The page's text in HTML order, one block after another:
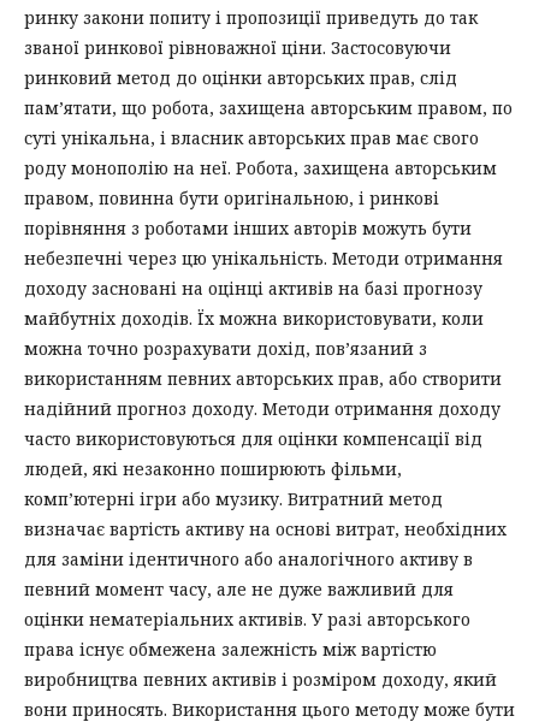
ринку закони попиту і пропозиції приведуть до так
званої ринкової рівноважної ціни. Застосовуючи
ринковий метод до оцінки авторських прав, слід
пам’ятати, що робота, захищена авторським правом, по
суті унікальна, і власник авторських прав має свого
роду монополію на неї. Робота, захищена авторським
правом, повинна бути оригінальною, і ринкові
порівняння з роботами інших авторів можуть бути
небезпечні через цю унікальність. Методи отримання
доходу засновані на оцінці активів на базі прогнозу
майбутніх доходів. Їх можна використовувати, коли
можна точно розрахувати дохід, пов’язаний з
використанням певних авторських прав, або створити
надійний прогноз доходу. Методи отримання доходу
часто використовуються для оцінки компенсації від
людей, які незаконно поширюють фільми,
комп’ютерні ігри або музику. Витратний метод
визначає вартість активу на основі витрат, необхідних
для заміни ідентичного або аналогічного активу в
певний момент часу, але не дуже важливий для
оцінки нематеріальних активів. У разі авторського
права існує обмежена залежність між вартістю
виробництва певних активів і розміром доходу, який
вони приносять. Використання цього методу може бути